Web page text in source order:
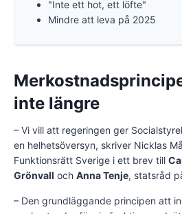
"Inte ett hot, ett löfte"
Mindre att leva på 2025
inte längre
– Vi vill att regeringen ger
en helhetsöversyn, skriver Nicklas
Funktionsrätt Sverige i ett brev till
Grönvall och Anna Tenje, statsråd
– Den grundläggande principen att